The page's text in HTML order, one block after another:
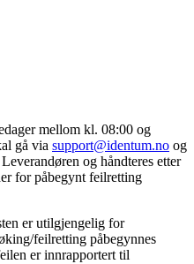
mellom kl. 08:00 og
gå via support@identum.no og
og håndteres etter
for påbegynt feilretting
er utilgjengelig for
feilretting påbegynnes
er innrapportert til